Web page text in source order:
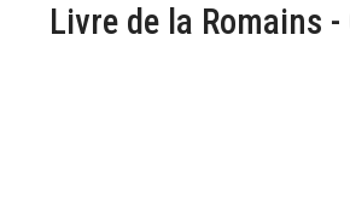
Livre de la Romains